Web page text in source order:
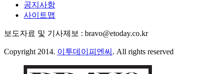
공지사항
사이트맵
보도자료 및 기사제보 : bravo@etoday.co.kr
Copyright 2014. 이투데이피엔씨 . All rights reserved